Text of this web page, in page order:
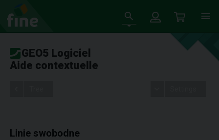
GEO5 Logiciel
Aide contextuelle
Linie swobodne